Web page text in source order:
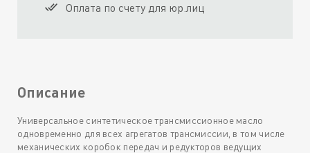
Оплата по счету для юр.лиц
Описание
Универсальное синтетическое трансмиссионное масло
одновременно для всех агрегатов трансмиссии, в том числе
механических коробок передач и редукторов ведущих